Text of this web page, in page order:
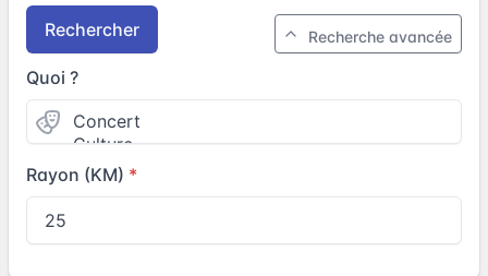
Rechercher Recherche avancée
Quoi ?
Rayon (KM)